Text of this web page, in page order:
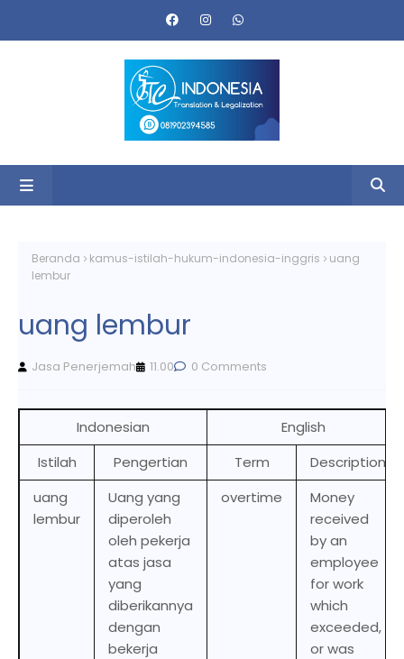
Beranda kamus-istilah-hukum-indonesia-inggris
uang
lembur
uang lembur
Jasa Penerjemah 11.00 0 Comments
Indonesian
English
Istilah
Pengertian Term
Description
uang
lembur
Uang yang
diperoleh
oleh pekerja
atas jasa
yang
diberikannya
dengan
bekerja
overtime
Money
received
by an
employee
for work
which
exceeded,
or was